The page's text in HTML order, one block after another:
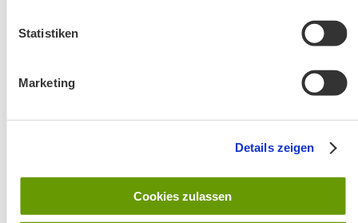
Statistiken
Marketing
Details zeigen
Cookies zulassen
Aktuelles zu den Wanderreisen von Michael Kleemann
2026